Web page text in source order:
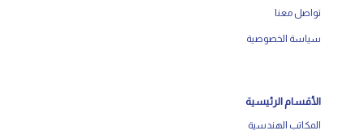
تواصل معنا
سياسة الخصوصية
الأقسام الرئيسية
المكاتب الهندسية